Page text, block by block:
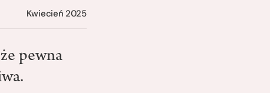
Kwiecień 2025
pewna